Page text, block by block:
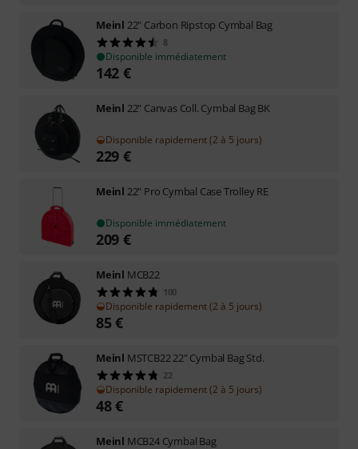
Meinl 22" Carbon Ripstop Cymbal Bag
8
Disponible immédiatement
142 €
Meinl 22" Canvas Coll. Cymbal Bag BK
Disponible rapidement (2 à 5 jours)
229 €
Meinl 22" Pro Cymbal Case Trolley RE
Disponible immédiatement
209 €
Meinl MCB22
100
Disponible rapidement (2 à 5 jours)
85€
Meinl MSTCB22 22" Cymbal Bag Std.
22
Disponible rapidement (2 à 5 jours)
48€
Meinl MCB24 Cymbal Bag